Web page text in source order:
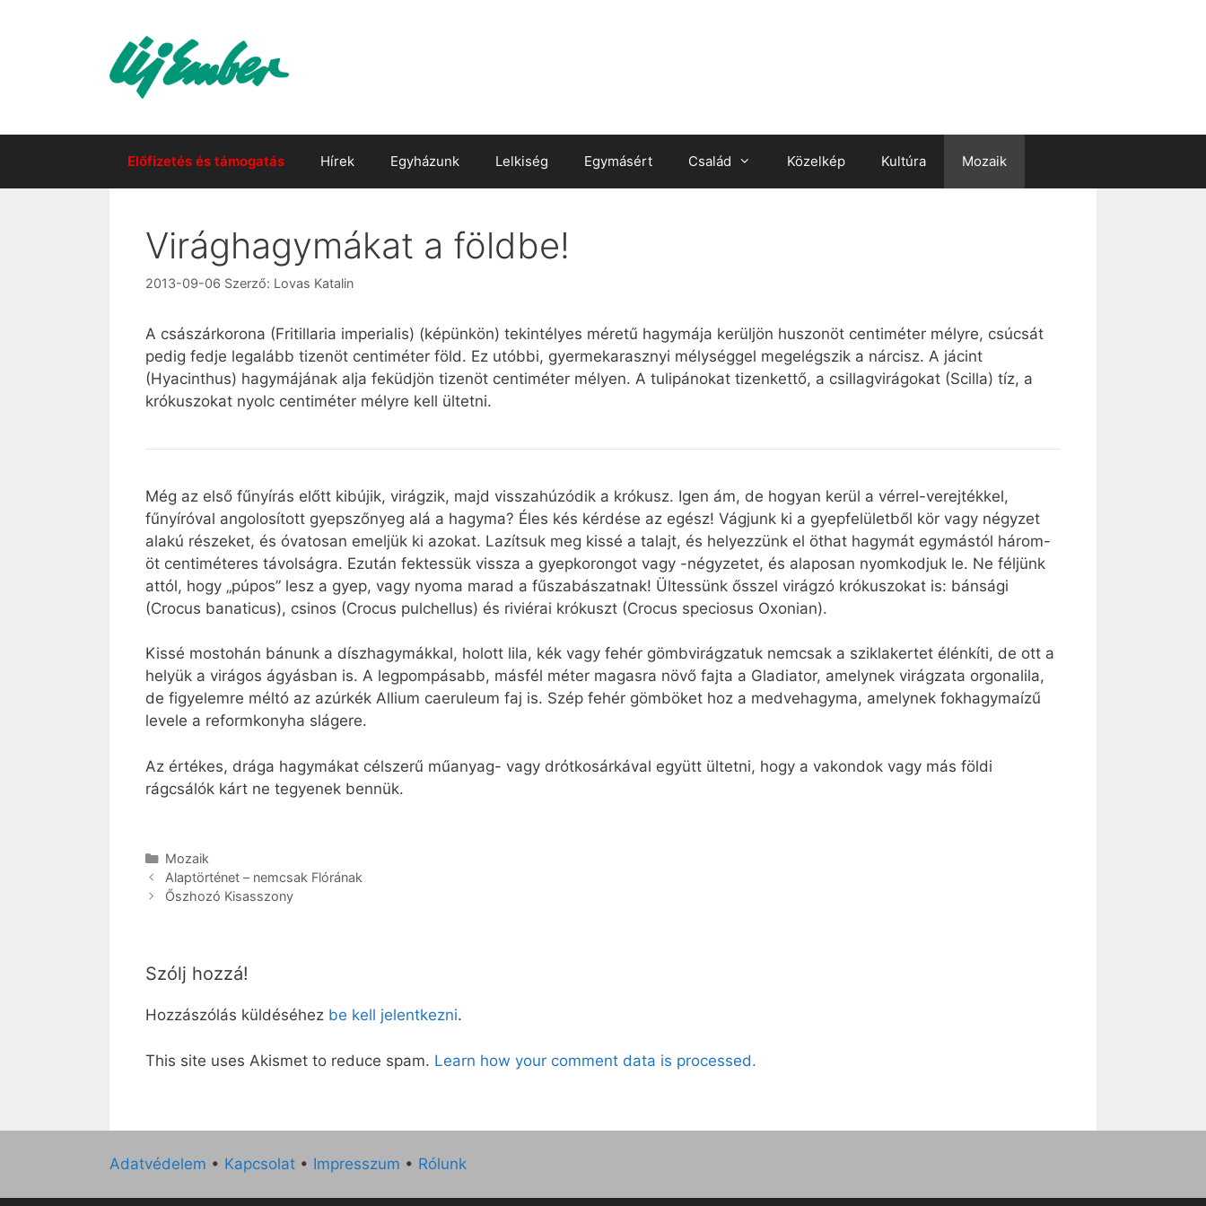
Előfizetés és támogatás Hírek Egyházunk Lelkiség Egymásért Család Közelkép Kultúra Mozaik
Virághagymákat a földbe!
2013-09-06 Szerző: Lovas Katalin
A császárkorona (Fritillaria imperialis) (képünkön) tekintélyes méretű hagymája kerüljön huszonöt centiméter mélyre, csúcsát
pedig fedje legalább tizenöt centiméter föld. Ez utóbbi, gyermekarasznyi mélységgel megelégszik a nárcisz. A jácint
(Hyacinthus) hagymájának alja feküdjön tizenöt centiméter mélyen. A tulipánokat tizenkettő, a csillagvirágokat (Scilla) tíz, a
krókuszokat nyolc centiméter mélyre kell ültetni.
Még az első fűnyírás előtt kibújik, virágzik, majd visszahúzódik a krókusz. Igen ám, de hogyan kerül a vérrel-verejtékkel,
fűnyíróval angolosított gyepszőnyeg alá a hagyma? Éles kés kérdése az egész! Vágjunk ki a gyepfelületből kör vagy négyzet
alakú részeket, és óvatosan emeljük ki azokat. Lazítsuk meg kissé a talajt, és helyezzünk el öthat hagymát egymástól három-
öt centiméteres távolságra. Ezután fektessük vissza a gyepkorongot vagy -négyzetet, és alaposan nyomkodjuk le. Ne féljünk
attól, hogy „púpos” lesz a gyep, vagy nyoma marad a fűszabászatnak! Ültessünk ősszel virágzó krókuszokat is: bánsági
(Crocus banaticus), csinos (Crocus pulchellus) és riviérai krókuszt (Crocus speciosus Oxonian).
Kissé mostohán bánunk a díszhagymákkal, holott lila, kék vagy fehér gömbvirágzatuk nemcsak a sziklakertet élénkíti, de ott a
helyük a virágos ágyásban is. A legpompásabb, másfél méter magasra növő fajta a Gladiator, amelynek virágzata orgonalila,
de figyelemre méltó az azúrkék Allium caeruleum faj is. Szép fehér gömböket hoz a medvehagyma, amelynek fokhagymaízű
levele a reformkonyha slágere.
Az értékes, drága hagymákat célszerű műanyag- vagy drótkosárkával együtt ültetni, hogy a vakondok vagy más földi
rágcsálók kárt ne tegyenek bennük.
Kategória
Mozaik
Alaptörténet – nemcsak Flórának
Őszhozó Kisasszony
Szólj hozzá!
Hozzászólás küldéséhez be kell jelentkezni.
This site uses Akismet to reduce spam. Learn how your comment data is processed.
Adatvédelem • Kapcsolat • Impresszum • Rólunk